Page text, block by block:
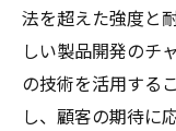
法を超えた強度と
しい製品開発のチ
の技術を活用する
し、顧客の期待に